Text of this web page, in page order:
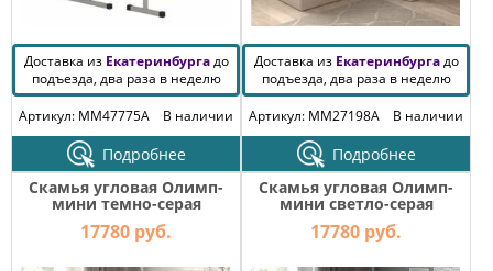
Доставка из Екатеринбургадо
подъезда, два раза в неделю
Артикул: MM47775A
В наличии
Подробнее
Доставка из Екатеринбургадо
подъезда, два раза в неделю
Артикул: MM27198A
В наличии
Подробнее
Скамья угловая Олимп-
мини темно-серая
17780 руб.
Скамья угловая Олимп-
мини светло-серая
17780 руб.